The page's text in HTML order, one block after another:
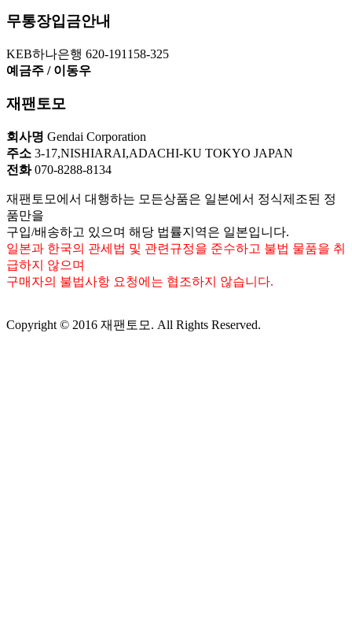
무통장입금안내
KEB하나은행 620-191158-325
예금주 / 이동우
재팬토모
회사명 Gendai Corporation
주소 3-17,NISHIARAI,ADACHI-KU TOKYO JAPAN
전화070-8288-8134
재팬토모에서 대행하는 모든상품은 일본에서 정식제조된 정
품만을
구입/배송하고 있으며 해당 법률지역은 일본입니다.
일본과 한국의 관세법 및 관련규정을 준수하고 불법 물품을 취
급하지 않으며
구매자의 불법사항 요청에는 협조하지 않습니다.
Copyright © 2016 재팬토모. All Rights Reserved.